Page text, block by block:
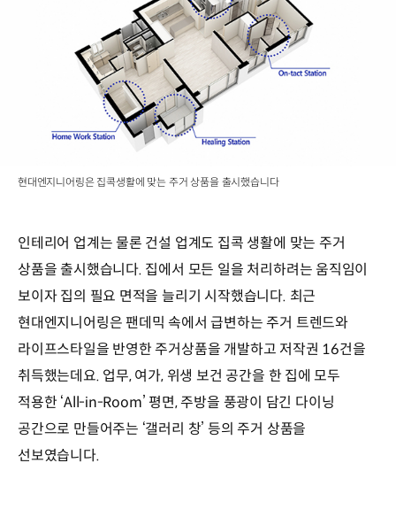
현대엔지니어링은 집콕생활에 맞는 주거 상품을 출시했습니다
인테리어 업계는 물론 건설 업계도 집콕 생활에 맞는 주거
상품을 출시했습니다. 집에서 모든 일을 처리하려는 움직임이
보이자 집의 필요 면적을 늘리기 시작했습니다. 최근
현대엔지니어링은 팬데믹 속에서 급변하는 주거 트렌드와
라이프스타일을 반영한 주거상품을 개발하고 저작권 16건을
취득했는데요. 업무, 여가, 위생 보건 공간을 한 집에 모두
적용한 ‘All-in-Room’ 평면, 주방을 풍광이 담긴 다이닝
공간으로 만들어주는 ‘갤러리 창’ 등의 주거 상품을
선보였습니다.